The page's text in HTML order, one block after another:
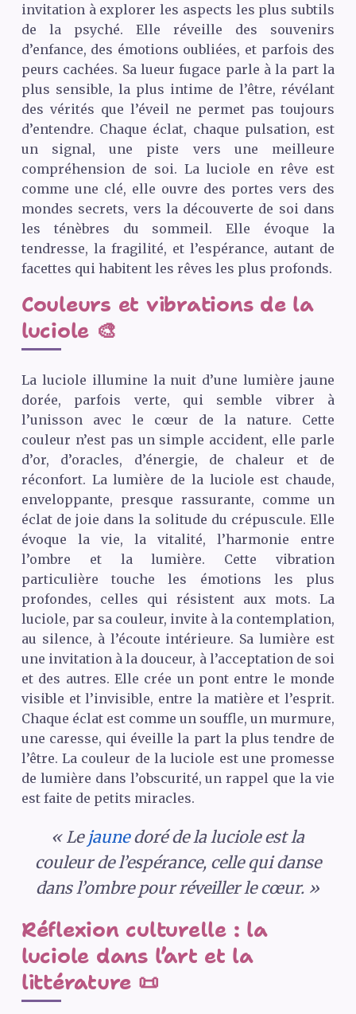
invitation à explorer les aspects les plus subtils
de la psyché. Elle réveille des souvenirs
d’enfance, des émotions oubliées, et parfois des
peurs cachées. Sa lueur fugace parle à la part la
plus sensible, la plus intime de l’être, révélant
des vérités que l’éveil ne permet pas toujours
d’entendre. Chaque éclat, chaque pulsation, est
un signal, une piste vers une meilleure
compréhension de soi. La luciole en rêve est
comme une clé, elle ouvre des portes vers des
mondes secrets, vers la découverte de soi dans
les ténèbres du sommeil. Elle évoque la
tendresse, la fragilité, et l’espérance, autant de
facettes qui habitent les rêves les plus profonds.
Couleurs et vibrations de la
luciole 🎨
La luciole illumine la nuit d’une lumière jaune
dorée, parfois verte, qui semble vibrer à
l’unisson avec le cœur de la nature. Cette
couleur n’est pas un simple accident, elle parle
d’or, d’oracles, d’énergie, de chaleur et de
réconfort. La lumière de la luciole est chaude,
enveloppante, presque rassurante, comme un
éclat de joie dans la solitude du crépuscule. Elle
évoque la vie, la vitalité, l’harmonie entre
l’ombre et la lumière. Cette vibration
particulière touche les émotions les plus
profondes, celles qui résistent aux mots. La
luciole, par sa couleur, invite à la contemplation,
au silence, à l’écoute intérieure. Sa lumière est
une invitation à la douceur, à l’acceptation de soi
et des autres. Elle crée un pont entre le monde
visible et l’invisible, entre la matière et l’esprit.
Chaque éclat est comme un souffle, un murmure,
une caresse, qui éveille la part la plus tendre de
l’être. La couleur de la luciole est une promesse
de lumière dans l’obscurité, un rappel que la vie
est faite de petits miracles.
« Le jaunedoré de la luciole est la
couleur de l’espérance, celle qui danse
dans l’ombre pour réveiller le cœur. »
Réflexion culturelle : la
luciole dans l’art et la
littérature 📜